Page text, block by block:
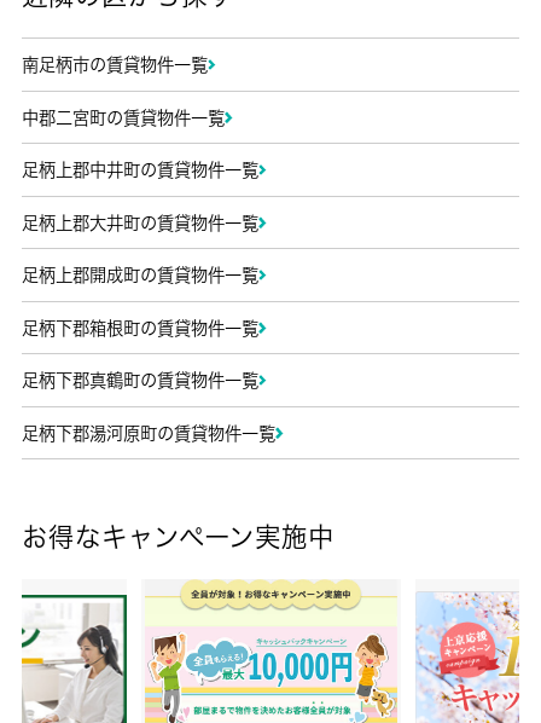
南足柄市の賃貸物件一覧
中郡二宮町の賃貸物件一覧
足柄上郡中井町の賃貸物件一覧
足柄上郡大井町の賃貸物件一覧
足柄上郡開成町の賃貸物件一覧
足柄下郡箱根町の賃貸物件一覧
足柄下郡真鶴町の賃貸物件一覧
足柄下郡湯河原町の賃貸物件一覧
お得なキャンペーン実施中